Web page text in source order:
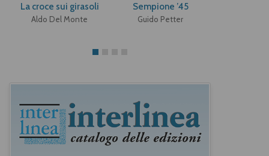
La croce sui girasoli
Aldo Del Monte
Sempione ’45
Guido Petter